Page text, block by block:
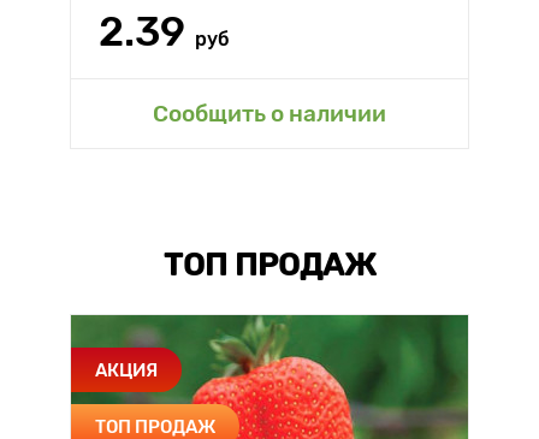
2.39 руб
Сообщить о наличии
ТОП ПРОДАЖ
АКЦИЯ
ТОП ПРОДАЖ